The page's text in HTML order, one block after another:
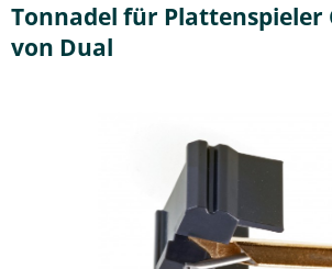
Tonnadel für Plattenspieler
von Dual